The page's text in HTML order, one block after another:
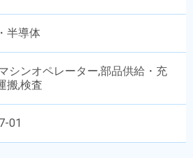
半導体
シンオペレーター,部品供給・充
搬,検査
01